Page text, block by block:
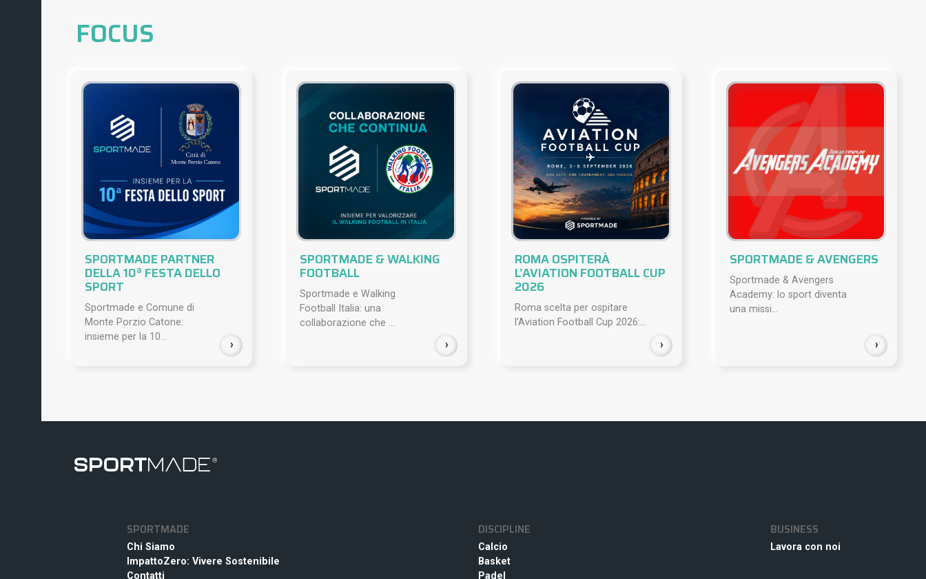
FOCUS
›
SPORTMADE PARTNER
DELLA 10ª FESTA DELLO
SPORT
Sportmade e Comune di
Monte Porzio Catone:
insieme per la 10...
›
SPORTMADE & WALKING
FOOTBALL
Sportmade e Walking
Football Italia: una
collaborazione che ...
›
ROMA OSPITERÀ
L’AVIATION FOOTBALL CUP
2026
Roma scelta per ospitare
l’Aviation Football Cup 2026:...
›
SPORTMADE & AVENGERS
Sportmade & Avengers
Academy: lo sport diventa
una missi...
SPORTMADE
Chi Siamo
ImpattoZero: Vivere Sostenibile
Contatti
DISCIPLINE
Calcio
Basket
Padel
BUSINESS
Lavora con noi